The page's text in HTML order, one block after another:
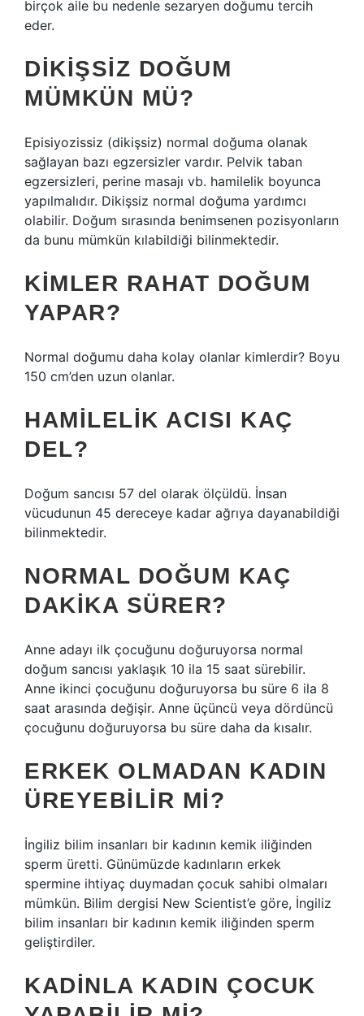
birçok aile bu nedenle sezaryen doğumu tercih
eder.
DIKIŞSIZ DOĞUM
MÜMKÜN MÜ?
Episiyozissiz (dikişsiz) normal doğuma olanak
sağlayan bazı egzersizler vardır. Pelvik taban
egzersizleri, perine masajı vb. hamilelik boyunca
yapılmalıdır. Dikişsiz normal doğuma yardımcı
olabilir. Doğum sırasında benimsenen pozisyonların
da bunu mümkün kılabildiği bilinmektedir.
KIMLER RAHAT DOĞUM
YAPAR?
Normal doğumu daha kolay olanlar kimlerdir? Boyu
150 cm’den uzun olanlar.
HAMILELIK ACISI KAÇ
DEL?
Doğum sancısı 57 del olarak ölçüldü. İnsan
vücudunun 45 dereceye kadar ağrıya dayanabildiği
bilinmektedir.
NORMAL DOĞUM KAÇ
DAKIKA SÜRER?
Anne adayı ilk çocuğunu doğuruyorsa normal
doğum sancısı yaklaşık 10 ila 15 saat sürebilir.
Anne ikinci çocuğunu doğuruyorsa bu süre 6 ila 8
saat arasında değişir. Anne üçüncü veya dördüncü
çocuğunu doğuruyorsa bu süre daha da kısalır.
ERKEK OLMADAN KADIN
ÜREYEBILIR MI?
İngiliz bilim insanları bir kadının kemik iliğinden
sperm üretti. Günümüzde kadınların erkek
spermine ihtiyaç duymadan çocuk sahibi olmaları
mümkün. Bilim dergisi New Scientist’e göre, İngiliz
bilim insanları bir kadının kemik iliğinden sperm
geliştirdiler.
KADINLA KADIN ÇOCUK